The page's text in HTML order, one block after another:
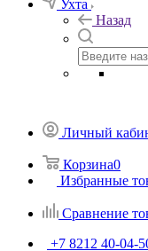
Ухта
Назад
Личный
Корзина0
Избранные
Сравнение
+7 8212 40-04-